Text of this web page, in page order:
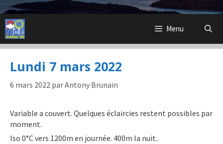
Menu
Lundi 7 mars 2022
6 mars 2022 parAntony Brunain
Variable a couvert. Quelques éclaircies restent possibles par
moment.
Iso 0°C vers 1200m en journée. 400m la nuit..